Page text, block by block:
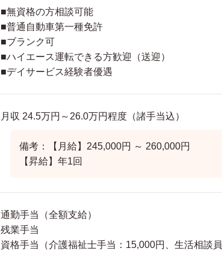
■無資格の方相談可能
■普通自動車第一種免許
■ブランク可
■ハイエース運転できる方歓迎（送迎）
■デイサービス経験者優遇
月収 24.5万円～26.0万円程度（諸手当込）
備考：【月給】245,000円 ～ 260,000円
【昇給】年1回
通勤手当（全額支給）
残業手当
資格手当（介護福祉士手当：15,000円、生活相談